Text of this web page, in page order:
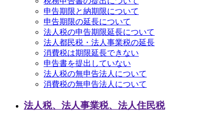
申告期限と納期限について
申告期限の延長について
法人税の申告期限延長について
法人都民税・法人事業税の延長
消費税は期限延長できない
申告書を提出していない
法人税の無申告法人について
消費税の無申告法人について
法人税、法人事業税、法人住民税